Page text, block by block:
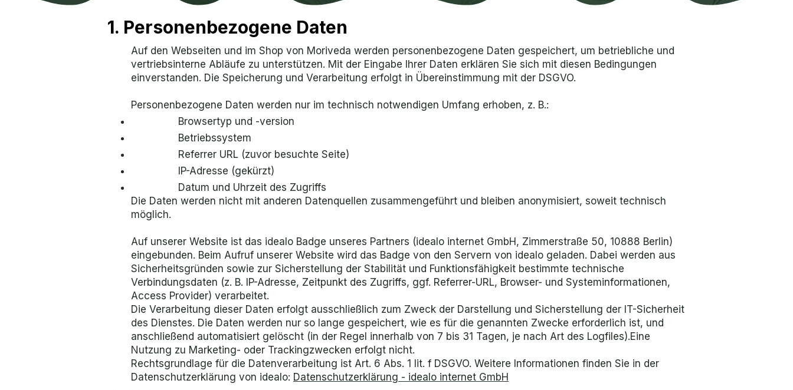
1. Personenbezogene Daten
Auf den Webseiten und im Shop von Moriveda werden personenbezogene Daten gespeichert, um betriebliche und
vertriebsinterne Abläufe zu unterstützen. Mit der Eingabe Ihrer Daten erklären Sie sich mit diesen Bedingungen
einverstanden. Die Speicherung und Verarbeitung erfolgt in Übereinstimmung mit der DSGVO.
Personenbezogene Daten werden nur im technisch notwendigen Umfang erhoben, z. B.:
Browsertyp und -version
Betriebssystem
Referrer URL (zuvor besuchte Seite)
IP-Adresse (gekürzt)
Datum und Uhrzeit des Zugriffs
Die Daten werden nicht mit anderen Datenquellen zusammengeführt und bleiben anonymisiert, soweit technisch
möglich.
Auf unserer Website ist das idealo Badge unseres Partners (idealo internet GmbH, Zimmerstraße 50, 10888 Berlin)
eingebunden. Beim Aufruf unserer Website wird das Badge von den Servern von idealo geladen. Dabei werden aus
Sicherheitsgründen sowie zur Sicherstellung der Stabilität und Funktionsfähigkeit bestimmte technische
Verbindungsdaten (z. B. IP-Adresse, Zeitpunkt des Zugriffs, ggf. Referrer-URL, Browser- und Systeminformationen,
Access Provider) verarbeitet.
Die Verarbeitung dieser Daten erfolgt ausschließlich zum Zweck der Darstellung und Sicherstellung der IT-Sicherheit
des Dienstes. Die Daten werden nur so lange gespeichert, wie es für die genannten Zwecke erforderlich ist, und
anschließend automatisiert gelöscht (in der Regel innerhalb von 7 bis 31 Tagen, je nach Art des Logfiles).Eine
Nutzung zu Marketing- oder Trackingzwecken erfolgt nicht.
Rechtsgrundlage für die Datenverarbeitung ist Art. 6 Abs. 1 lit. f DSGVO. Weitere Informationen finden Sie in der
Datenschutzerklärung von idealo: Datenschutzerklärung - idealo internet GmbH